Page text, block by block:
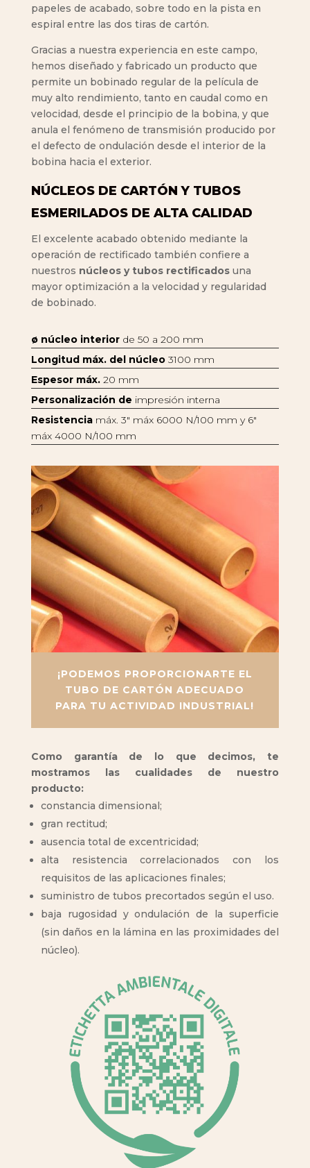
papeles de acabado, sobre todo en la pista en
espiral entre las dos tiras de cartón.
Gracias a nuestra experiencia en este campo,
hemos diseñado y fabricado un producto que
permite un bobinado regular de la película de
muy alto rendimiento, tanto en caudal como en
velocidad, desde el principio de la bobina, y que
anula el fenómeno de transmisión producido por
el defecto de ondulación desde el interior de la
bobina hacia el exterior.
NÚCLEOS DE CARTÓN Y TUBOS
ESMERILADOS DE ALTA CALIDAD
El excelente acabado obtenido mediante la
operación de rectificado también confiere a
nuestros núcleos y tubos rectificadosuna
mayor optimización a la velocidad y regularidad
de bobinado.
ø núcleo interior de 50 a 200 mm
Longitud máx. del núcleo 3100 mm
Espesor máx.20 mm
Personalización de impresión interna
Resistencia máx. 3″ máx 6000 N/100 mm y 6″
máx 4000 N/100 mm
¡PODEMOS PROPORCIONARTE EL
TUBO DE CARTÓN ADECUADO
PARA TU ACTIVIDAD INDUSTRIAL!
Como garantía de lo que decimos, te
mostramos las cualidades de nuestro
producto:
constancia dimensional;
gran rectitud;
ausencia total de excentricidad;
alta resistencia correlacionados con los
requisitos de las aplicaciones finales;
suministro de tubos precortados según el uso.
baja rugosidad y ondulación de la superficie
(sin daños en la lámina en las proximidades del
núcleo).